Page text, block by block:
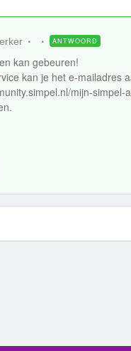
ANTWOORD
kan gebeuren!
kan je het e-mailadres
mijn-